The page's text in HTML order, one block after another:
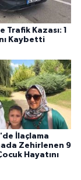
Kazası: 1
Kaybetti
İlaçlama
Zehirlenen 9
Hayatını